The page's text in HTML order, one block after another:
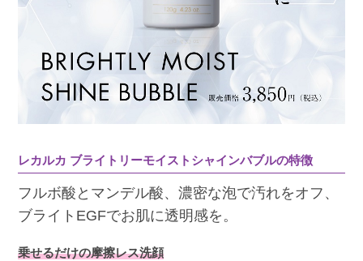
モコモコ泡でパックみたいに使うと気持ちいい
です
朝洗顔に使うとパッと明るくなるので良いと思
ホワイト 購入者
30代
投稿日
2024/08/12
レカルカ ブライトリーモイストシャインバブルの特徴
フルボ酸とマンデル酸、濃密な泡で汚れをオフ、
ブライトEGFでお肌に透明感を。
乗せるだけの摩擦レス洗顔